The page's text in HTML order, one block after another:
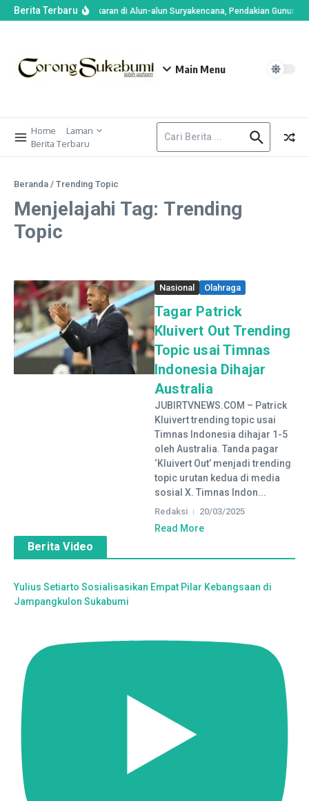
Berita TerbaruImbas Kebakaran di Alun-alun Suryakencana, Pendakian Gunung
Main Menu
Home
Laman
Berita Terbaru
Beranda / Trending Topic
Menjelajahi Tag: Trending
Topic
Nasional Olahraga
Tagar Patrick
Kluivert Out Trending
Topic usai Timnas
Indonesia Dihajar
Australia
JUBIRTVNEWS.COM – Patrick
Kluivert trending topic usai
Timnas Indonesia dihajar 1-5
oleh Australia. Tanda pagar
‘Kluivert Out’ menjadi trending
topic urutan kedua di media
sosial X. Timnas Indon...
Redaksi 20/03/2025
Read More
Berita Video
Yulius Setiarto Sosialisasikan Empat Pilar Kebangsaan di
Jampangkulon Sukabumi